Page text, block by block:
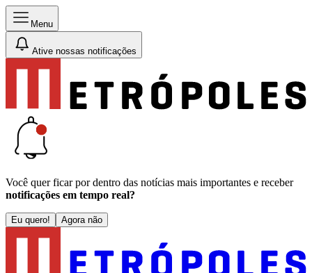
Menu
Ative nossas notificações
Você quer ficar por dentro das notícias mais importantes e receber
notificações em tempo real?
Eu quero! Agora não